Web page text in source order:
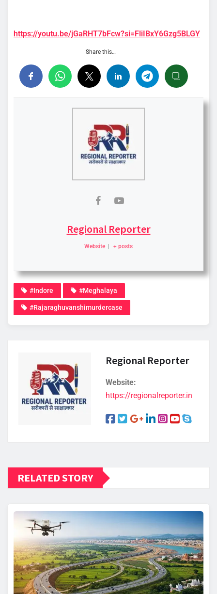
https://youtu.be/jGaRHT7bFcw?si=FliIBxY6Gzg5BLGY
Share this…
Regional Reporter
Website + posts
#Indore #Meghalaya
#Rajaraghuvanshimurdercase
Regional Reporter
Website:
https://regionalreporter.in
RELATED STORY